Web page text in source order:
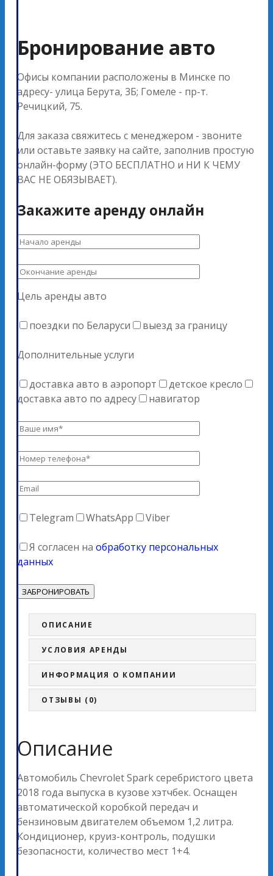
Бронирование авто
Офисы компании расположены в Минске по
адресу- улица Берута, 3Б; Гомеле - пр-т.
Речицкий, 75.
Для заказа свяжитесь с менеджером - звоните
или оставьте заявку на сайте, заполнив простую
онлайн-форму (ЭТО БЕСПЛАТНО и НИ К ЧЕМУ
ВАС НЕ ОБЯЗЫВАЕТ).
Закажите аренду онлайн
Цель аренды авто
поездки по Беларуси выезд за границу
Дополнительные услуги
доставка авто в аэропорт
детское кресло
доставка авто по адресу
навигатор
Telegram WhatsApp Viber
Я согласен на обработку персональных
данных
ОПИСАНИЕ
УСЛОВИЯ АРЕНДЫ
ИНФОРМАЦИЯ О КОМПАНИИ
ОТЗЫВЫ (0)
Описание
Автомобиль Chevrolet Spark серебристого цвета
2018 года выпуска в кузове хэтчбек. Оснащен
автоматической коробкой передач и
бензиновым двигателем объемом 1,2 литра.
Кондиционер, круиз-контроль, подушки
безопасности, количество мест 1+4.